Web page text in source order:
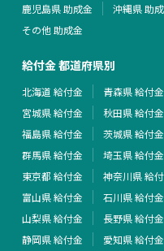
鹿児島県 助成金
沖縄県 助
その他 助成金
給付金 都道府県別
北海道 給付金 青森県 給付金
宮城県 給付金
秋田県 給付金
福島県 給付金
茨城県 給付金
群馬県 給付金
埼玉県 給付金
東京都 給付金
神奈川県 給
富山県 給付金
石川県 給付金
山梨県 給付金
長野県 給付金
静岡県 給付金
愛知県 給付金